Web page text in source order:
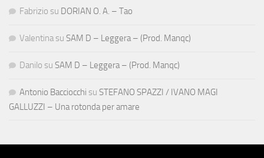
Fabrizio su DORIAN O. A. – Tao
Valentina su SAM D – Leggera – (Prod. Manqc)
Danilo su SAM D – Leggera – (Prod. Manqc)
Antonio Bacciocchi su STEFANO SPAZZI / IVANO MAGI
GALLUZZI – Una rotonda per amare